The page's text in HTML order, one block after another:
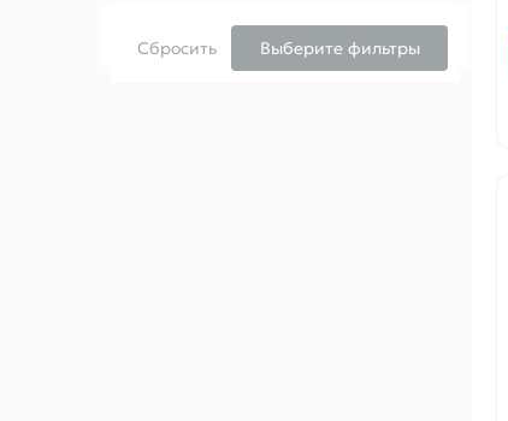
Сбросить Выберите фильтры